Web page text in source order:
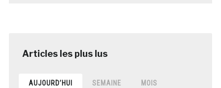
AUJOURD’HUI SEMAINE MOIS